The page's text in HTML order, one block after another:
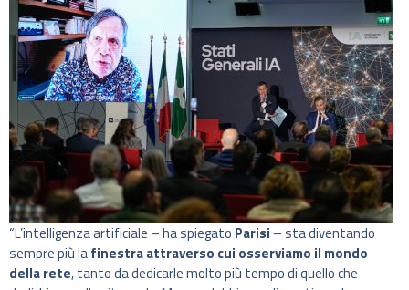
“L’intelligenza artificiale – ha spiegato Parisi – sta diventando
sempre più lafinestra attraverso cui osserviamo il mondo
della rete, tanto da dedicarle molto più tempo di quello che